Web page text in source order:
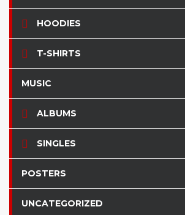
HOODIES
T-SHIRTS
MUSIC
ALBUMS
SINGLES
POSTERS
UNCATEGORIZED